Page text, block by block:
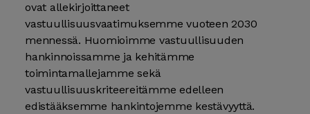
ovat allekirjoittaneet
vastuullisuusvaatimuksemme vuoteen 2030
mennessä. Huomioimme vastuullisuuden
hankinnoissamme ja kehitämme
toimintamallejamme sekä
vastuullisuuskriteereitämme edelleen
edistääksemme hankintojemme kestävyyttä.